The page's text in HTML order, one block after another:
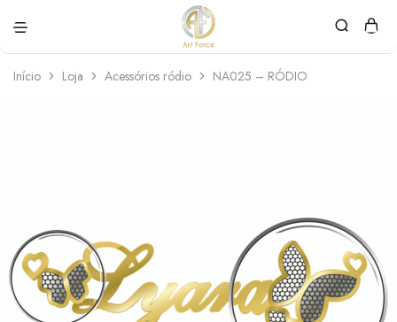
Force
personalizadas
Início Loja Acessórios ródio NA025 – RÓDIO